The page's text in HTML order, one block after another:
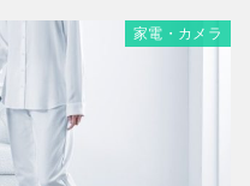
家電・カメラ